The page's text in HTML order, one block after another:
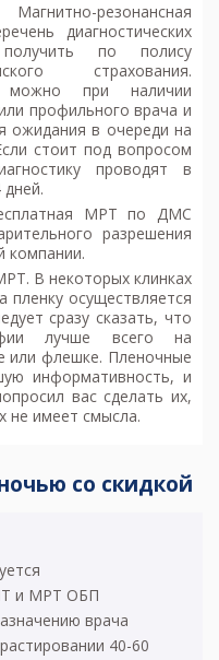
резонансная
диагностических
по полису
страхования.
можно при наличии
профильного врача и
ожидания в очереди на
стоит под вопросом
проводят в
МРТ по ДМС
разрешения
компании.
В некоторых клинках
пленку осуществляется
сразу сказать, что
лучше всего на
или флешке. Пленочные
информативность, и
вас сделать их,
не имеет смысла.
со скидкой
и МРТ ОБП
врача
40-60